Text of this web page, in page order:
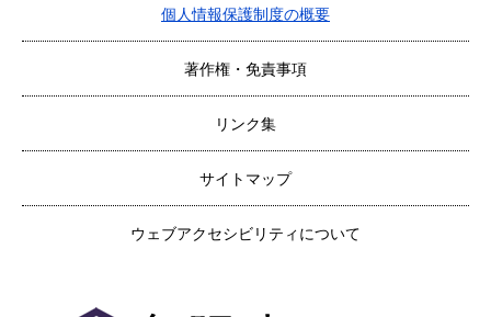
個人情報保護制度の概要
著作権・免責事項
リンク集
サイトマップ
ウェブアクセシビリティについて